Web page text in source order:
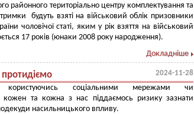
районного територіально центру комплектування та
будуть взяті на військовий облік призовники
чоловічої статі, яким у рік взяття на військовий
17 років (юнаки 2008 року народження).
Докладніше
протидіємо 2024-11-28
користуючись соціальними мережами чи
кожен та кожна з нас піддаємось ризику зазнати
насильницького впливу.